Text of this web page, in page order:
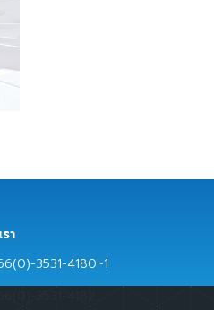
า
3531-4180~1